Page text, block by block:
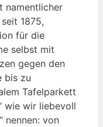
namentlicher
1875,
für die
selbst mit
gegen den
bis zu
Tafelparkett
wie wir liebevoll
nennen: von